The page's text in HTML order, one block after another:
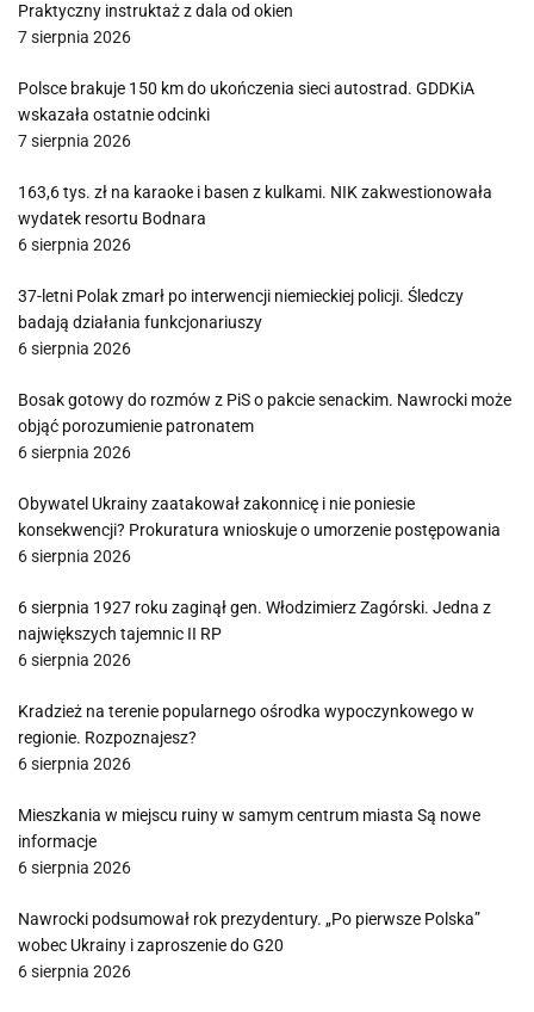
Praktyczny instruktaż z dala od okien
7 sierpnia 2026
Polsce brakuje 150 km do ukończenia sieci autostrad. GDDKiA
wskazała ostatnie odcinki
7 sierpnia 2026
163,6 tys. zł na karaoke i basen z kulkami. NIK zakwestionowała
wydatek resortu Bodnara
6 sierpnia 2026
37-letni Polak zmarł po interwencji niemieckiej policji. Śledczy
badają działania funkcjonariuszy
6 sierpnia 2026
Bosak gotowy do rozmów z PiS o pakcie senackim. Nawrocki może
objąć porozumienie patronatem
6 sierpnia 2026
Obywatel Ukrainy zaatakował zakonnicę i nie poniesie
konsekwencji? Prokuratura wnioskuje o umorzenie postępowania
6 sierpnia 2026
6 sierpnia 1927 roku zaginął gen. Włodzimierz Zagórski. Jedna z
największych tajemnic II RP
6 sierpnia 2026
Kradzież na terenie popularnego ośrodka wypoczynkowego w
regionie. Rozpoznajesz?
6 sierpnia 2026
Mieszkania w miejscu ruiny w samym centrum miasta Są nowe
informacje
6 sierpnia 2026
Nawrocki podsumował rok prezydentury. „Po pierwsze Polska”
wobec Ukrainy i zaproszenie do G20
6 sierpnia 2026